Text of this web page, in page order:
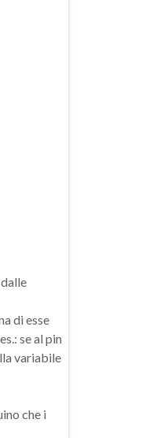
di esse
se al pin
variabile
che i